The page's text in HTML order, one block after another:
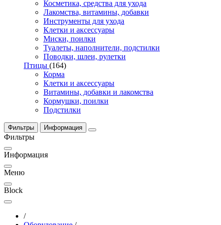
Косметика, средства для ухода
Лакомства, витамины, добавки
Инструменты для ухода
Клетки и аксессуары
Миски, поилки
Туалеты, наполнители, подстилки
Поводки, шлеи, рулетки
Птицы (164)
Корма
Клетки и аксессуары
Витамины, добавки и лакомства
Кормушки, поилки
Подстилки
Фильтры Информация
Фильтры
Информация
Меню
Block
/